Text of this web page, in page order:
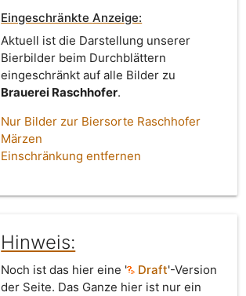
Eingeschränkte Anzeige:
Aktuell ist die Darstellung unserer
Bierbilder beim Durchblättern
eingeschränkt auf alle Bilder zu
Brauerei Raschhofer.
Nur Bilder zur Biersorte Raschhofer
Märzen
Einschränkung entfernen
Hinweis:
Noch ist das hier eine ' Draft'-Version
der Seite. Das Ganze hier ist nur ein